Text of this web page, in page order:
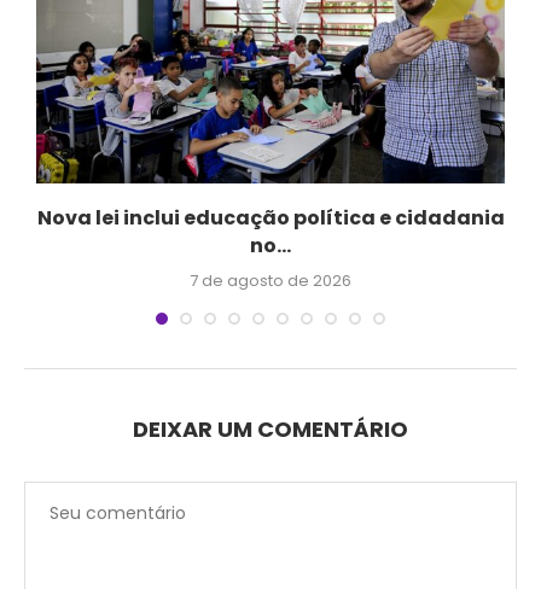
Nova lei inclui educação política e cidadania
no...
7 de agosto de 2026
DEIXAR UM COMENTÁRIO